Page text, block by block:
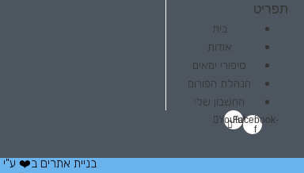
תפריט
בית
אודות
סיפורי ימאים
הנהלת הפורום
החשבון שלי
Facebook-
f
Youtube
בניית אתרים ב❤️ ע"י